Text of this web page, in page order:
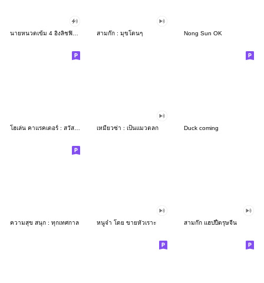
สามก๊ก : มุขโดนๆ Nong Sun OK
เหมียวซ่า : เป็นแมวตลก Duck coming
ความสุข สนุก : ทุกเทศกาล หนูจ๋า โดย ขายหัวเราะ สามก๊ก แฮปปี้ตรุษจีน